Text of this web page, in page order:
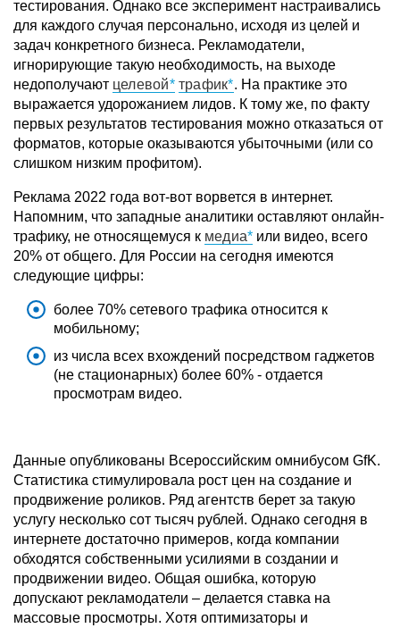
тестирования. Однако все эксперимент настраивались
для каждого случая персонально, исходя из целей и
задач конкретного бизнеса. Рекламодатели,
игнорирующие такую необходимость, на выходе
недополучают целевой трафик . На практике это
выражается удорожанием лидов. К тому же, по факту
первых результатов тестирования можно отказаться от
форматов, которые оказываются убыточными (или со
слишком низким профитом).
Реклама 2022 года вот-вот ворвется в интернет.
Напомним, что западные аналитики оставляют онлайн-
трафику, не относящемуся к медиа
или видео, всего
20% от общего. Для России на сегодня имеются
следующие цифры:
более 70% сетевого трафика относится к
мобильному;
из числа всех вхождений посредством гаджетов
(не стационарных) более 60% - отдается
просмотрам видео.
Данные опубликованы Всероссийским омнибусом GfK.
Статистика стимулировала рост цен на создание и
продвижение роликов. Ряд агентств берет за такую
услугу несколько сот тысяч рублей. Однако сегодня в
интернете достаточно примеров, когда компании
обходятся собственными усилиями в создании и
продвижении видео. Общая ошибка, которую
допускают рекламодатели – делается ставка на
массовые просмотры. Хотя оптимизаторы и